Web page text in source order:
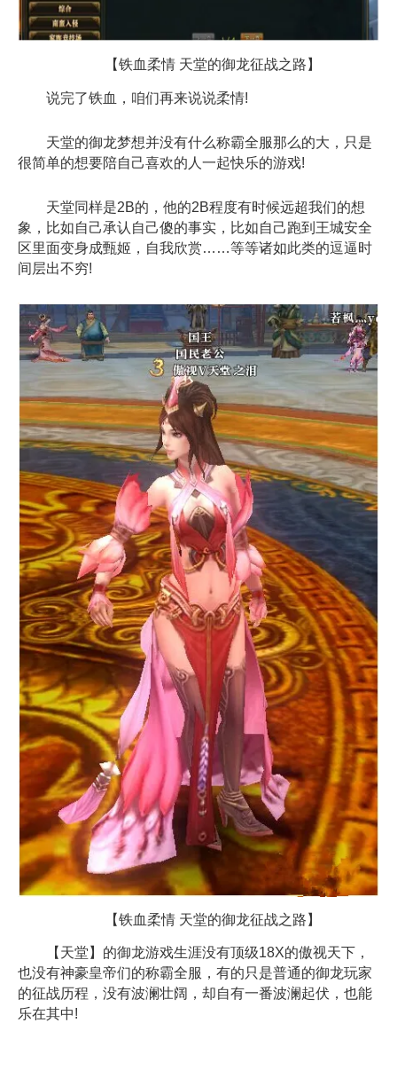
【铁血柔情 天堂的御龙征战之路】
说完了铁血，咱们再来说说柔情!
天堂的御龙梦想并没有什么称霸全服那么的大，只是
很简单的想要陪自己喜欢的人一起快乐的游戏!
天堂同样是2B的，他的2B程度有时候远超我们的想
象，比如自己承认自己傻的事实，比如自己跑到王城安全
区里面变身成甄姬，自我欣赏……等等诸如此类的逗逼时
间层出不穷!
【铁血柔情 天堂的御龙征战之路】
【天堂】的御龙游戏生涯没有顶级18X的傲视天下，
也没有神豪皇帝们的称霸全服，有的只是普通的御龙玩家
的征战历程，没有波澜壮阔，却自有一番波澜起伏，也能
乐在其中!